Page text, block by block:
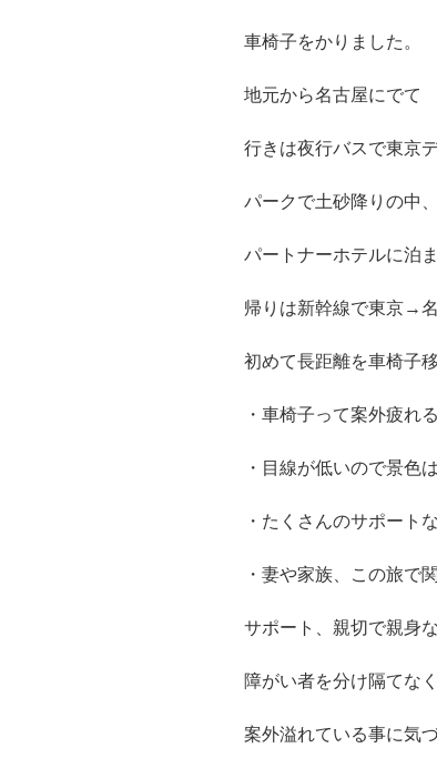
車椅子をかりました。
地元から名古屋にでて
行きは夜行バスで東京
パークで土砂降りの中
パートナーホテルに泊
帰りは新幹線で東京→
初めて長距離を車椅子
・車椅子って案外疲れる
・目線が低いので景色
・たくさんのサポート
・妻や家族、この旅で
サポート、親切で親身
障がい者を分け隔てな
案外溢れている事に気